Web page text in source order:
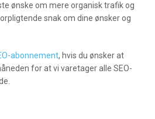
ønske om mere organisk trafik og
snak om dine ønsker og
abonnement, hvis du ønsker at
for at vi varetager alle SEO-